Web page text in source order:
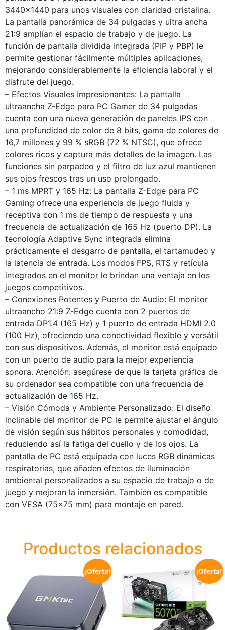
3440×1440 para unos visuales con claridad cristalina.
La pantalla panorámica de 34 pulgadas y ultra ancha
21:9 amplían el espacio de trabajo y de juego. La
función de pantalla dividida integrada (PIP y PBP) le
permite gestionar fácilmente múltiples aplicaciones,
mejorando considerablemente la eficiencia laboral y el
disfrute del juego.
– Efectos Visuales Impresionantes: La pantalla
ultraancha Z-Edge para PC Gamer de 34 pulgadas
cuenta con una nueva generación de paneles IPS con
una profundidad de color de 8 bits, gama de colores de
16,7 millones y 99 % sRGB (72 % NTSC), que ofrece
colores ricos y captura más detalles de la imagen. Las
funciones sin parpadeo y el filtro de luz azul mantienen
sus ojos frescos tras un uso prolongado.
– 1 ms MPRT y 165 Hz: La pantalla Z-Edge para PC
Gaming ofrece una experiencia de juego fluida y
receptiva con 1 ms de tiempo de respuesta y una
frecuencia de actualización de 165 Hz (puerto DP). La
tecnología Adaptive Sync integrada elimina
prácticamente el desgarro de pantalla, el tartamudeo y
la latencia de entrada. Los modos FPS, RTS y retícula
integrados en el monitor le brindan una ventaja en los
juegos competitivos.
– Conexiones Potentes y Puerto de Audio: El monitor
ultraancho 21:9 Z-Edge cuenta con 2 puertos de
entrada DP1.4 (165 Hz) y 1 puerto de entrada HDMI 2.0
(100 Hz), ofreciendo una conectividad flexible y versátil
con sus dispositivos. Además, el monitor está equipado
con un puerto de audio para la mejor experiencia
sonora. Atención: asegúrese de que la tarjeta gráfica de
su ordenador sea compatible con una frecuencia de
actualización de 165 Hz.
– Visión Cómoda y Ambiente Personalizado: El diseño
inclinable del monitor de PC le permite ajustar el ángulo
de visión según sus hábitos personales y comodidad,
reduciendo así la fatiga del cuello y de los ojos. La
pantalla de PC está equipada con luces RGB dinámicas
respiratorias, que añaden efectos de iluminación
ambiental personalizados a su espacio de trabajo o de
juego y mejoran la inmersión. También es compatible
con VESA (75×75 mm) para montaje en pared.
Productos relacionados
¡Oferta! ¡Oferta!